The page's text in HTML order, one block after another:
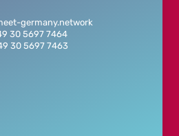
germany.network
30 5697 7464
30 5697 7463